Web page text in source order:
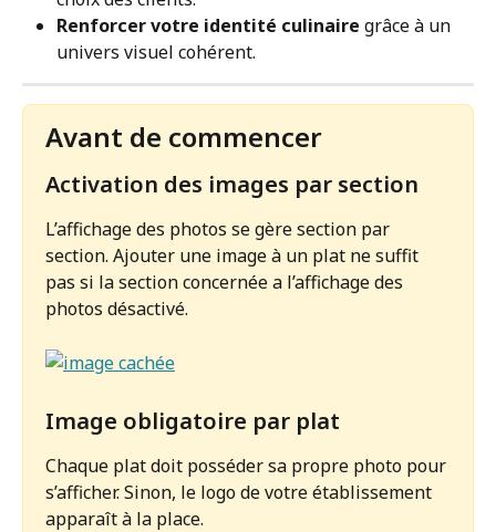
Renforcer votre identité culinaire grâce à un
univers visuel cohérent.
Avant de commencer
Activation des images par section
L’affichage des photos se gère section par
section. Ajouter une image à un plat ne suffit
pas si la section concernée a l’affichage des
photos désactivé.
Image obligatoire par plat
Chaque plat doit posséder sa propre photo pour
s’afficher. Sinon, le logo de votre établissement
apparaît à la place.